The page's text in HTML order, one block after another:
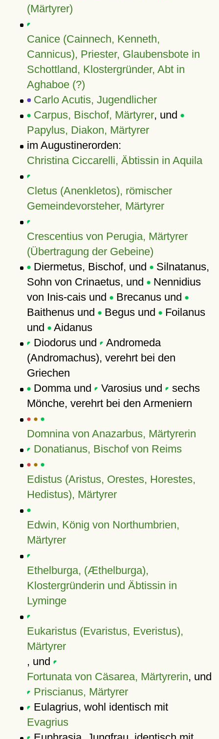
(Märtyrer)
Canice (Cainnech, Kenneth,
Cannicus), Priester, Glaubensbote in
Schottland, Klostergründer, Abt in
Aghaboe (?)
Carlo Acutis, Jugendlicher
Carpus, Bischof, Märtyrer, und
Papylus, Diakon, Märtyrer
im Augustinerorden:
Christina Ciccarelli, Äbtissin in Aquila
Cletus (Anenkletos), römischer
Gemeindevorsteher, Märtyrer
Crescentius von Perugia, Märtyrer
(Übertragung der Gebeine)
Diermetus, Bischof, und Silnatanus,
Sohn von Crinaetus, und Nennidius
von Inis-cais und Brecanus und
Baithenus und Begus und Foilanus
und Aidanus
Diodorus und
Andromeda
(Andromachus), verehrt bei den
Griechen
Domma und
Varosius und
sechs
Mönche, verehrt bei den Armeniern
Domnina von Anazarbus, Märtyrerin
Donatianus, Bischof von Reims
Edistus (Aristus, Orestes, Horestes,
Hedistus), Märtyrer
Edwin, König von Northumbrien,
Märtyrer
Ethelburga, (Æthelburga),
Klostergründerin und Äbtissin in
Lyminge
Eukaristus (Evaristus, Everistus),
Märtyrer
, und
Fortunata von Cäsarea, Märtyrerin, und
Priscianus, Märtyrer
Eulagrius, wohl identisch mit
Evagrius